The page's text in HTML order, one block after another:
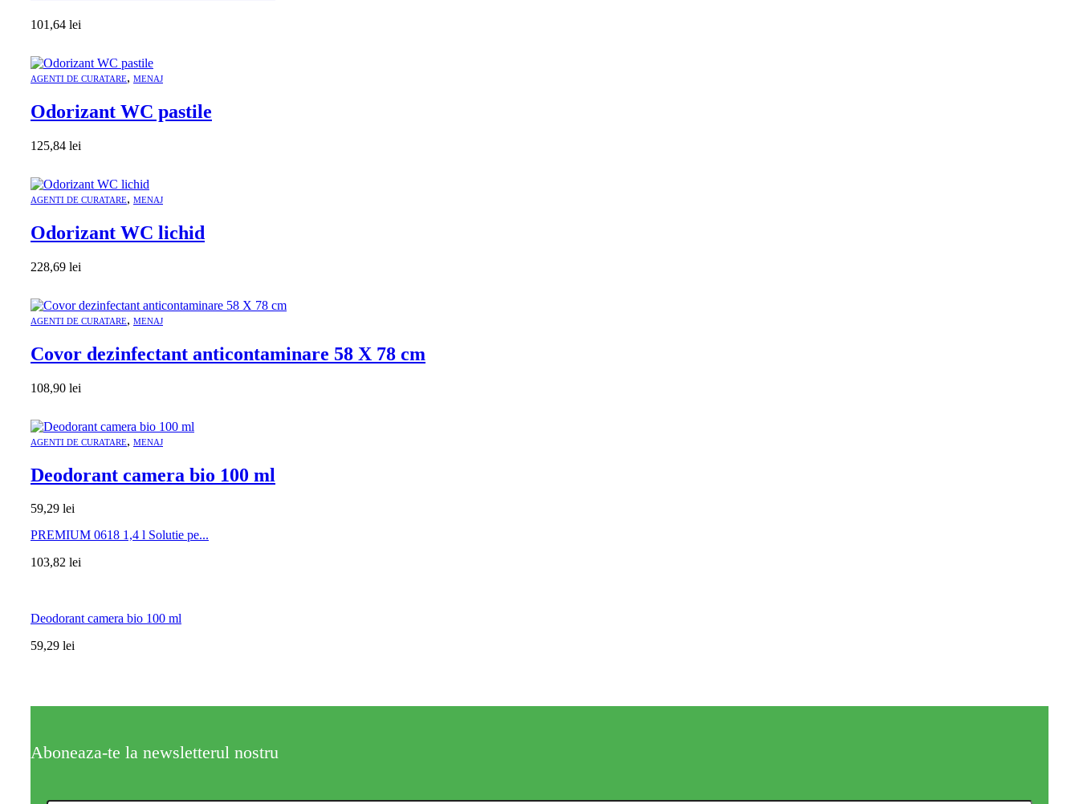
101,64 lei
AGENTI DE CURATARE, MENAJ
Odorizant WC pastile
125,84 lei
AGENTI DE CURATARE, MENAJ
Odorizant WC lichid
228,69 lei
AGENTI DE CURATARE, MENAJ
Covor dezinfectant anticontaminare 58 X 78 cm
108,90 lei
AGENTI DE CURATARE, MENAJ
Deodorant camera bio 100 ml
59,29 lei
PREMIUM 0618 1,4 l Solutie pe...
103,82 lei
Deodorant camera bio 100 ml
59,29 lei
Aboneaza-te la newsletterul nostru